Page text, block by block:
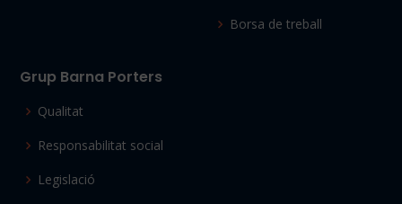
Borsa de treball
Grup Barna Porters
Qualitat
Responsabilitat social
Legislació